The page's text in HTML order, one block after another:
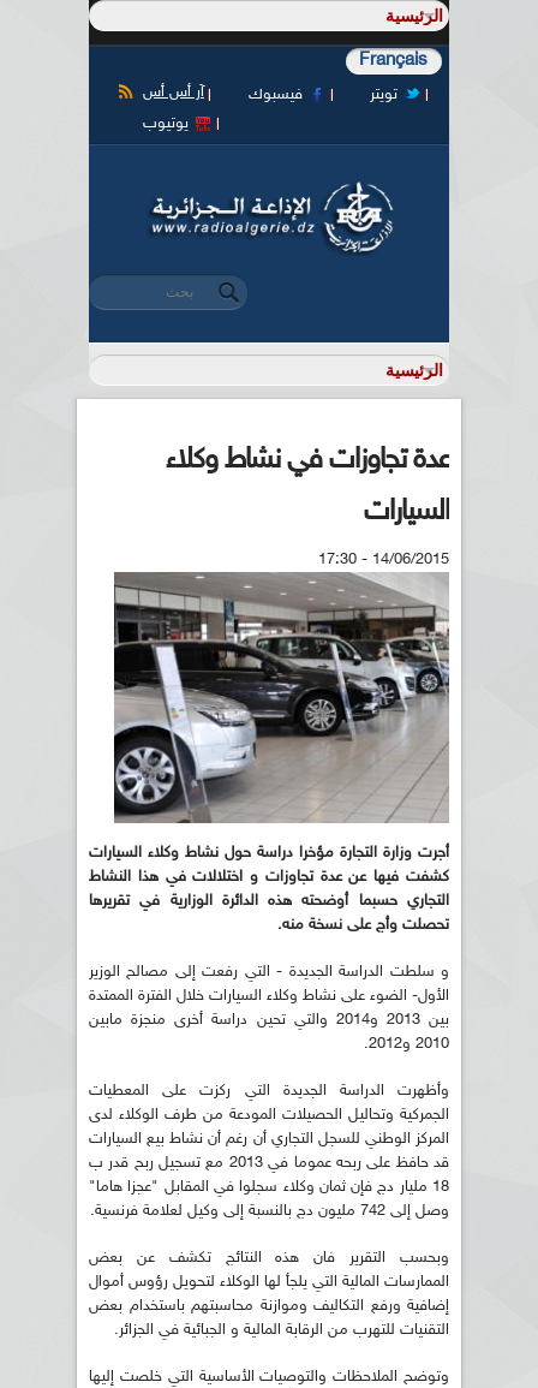
Français
آر أس أس فيسبوك
تويتر
يوتيوب
استمارة البحث
‏بحث ‏
عدة تجاوزات في نشاط وكلاء
السيارات
14/06/2015 - 17:30
أجرت وزارة التجارة مؤخرا دراسة حول نشاط وكلاء السيارات
كشفت فيها عن عدة تجاوزات و اختلالات في هذا النشاط
التجاري حسبما أوضحته هذه الدائرة الوزارية في تقريرها
تحصلت وأج على نسخة منه.
و سلطت الدراسة الجديدة - التي رفعت إلى مصالح الوزير
الأول- الضوء على نشاط وكلاء السيارات خلال الفترة الممتدة
بين 2013 و2014 والتي تحين دراسة أخرى منجزة مابين
2010 و2012.
وأظهرت الدراسة الجديدة التي ركزت على المعطيات
الجمركية وتحاليل الحصيلات المودعة من طرف الوكلاء لدى
المركز الوطني للسجل التجاري أن رغم أن نشاط بيع السيارات
قد حافظ على ربحه عموما في 2013 مع تسجيل ربح قدر ب
18 مليار دج فإن ثمان وكلاء سجلوا في المقابل "عجزا هاما"
وصل إلى 742 مليون دج بالنسبة إلى وكيل لعلامة فرنسية.
وبحسب التقرير فان هذه النتائج تكشف عن بعض
الممارسات المالية التي يلجأ لها الوكلاء لتحويل رؤوس أموال
إضافية ورفع التكاليف وموازنة محاسبتهم باستخدام بعض
التقنيات للتهرب من الرقابة المالية و الجبائية في الجزائر.
وتوضح الملاحظات والتوصيات الأساسية التي خلصت إليها